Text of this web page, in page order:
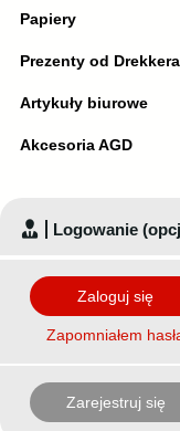
Papiery
Prezenty od Drekkera
Artykuły biurowe
Akcesoria AGD
Logowanie
Zaloguj się
Zapomniałem
Zarejestruj się